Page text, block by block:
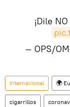
¡Dile
— OPS/
Internacional 🌍
cigarrillos